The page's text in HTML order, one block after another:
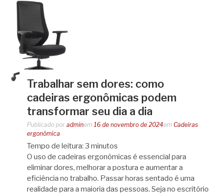
Trabalhar sem dores: como
cadeiras ergonômicas podem
transformar seu dia a dia
Publicado por adminem 16 de novembro de 2024em Cadeiras
ergonômica
Tempo de leitura: 3 minutos
O uso de cadeiras ergonômicas é essencial para
eliminar dores, melhorar a postura e aumentar a
eficiência no trabalho. Passar horas sentado é uma
realidade para a maioria das pessoas. Seja no escritório